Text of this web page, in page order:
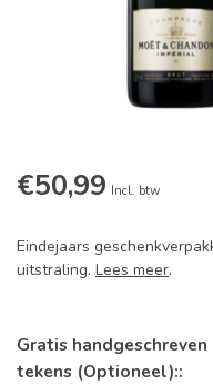
€50,99 Incl. btw
Eindejaars
uitstraling. Lees meer.
Gratis
tekens (Optioneel)::